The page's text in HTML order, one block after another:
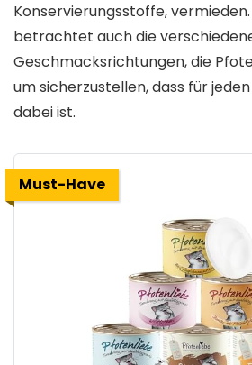
Konservierungsstoffe,
betrachtet auch die
Geschmacksrichtungen, die
um sicherzustellen, dass für
dabei ist.
Must-Have